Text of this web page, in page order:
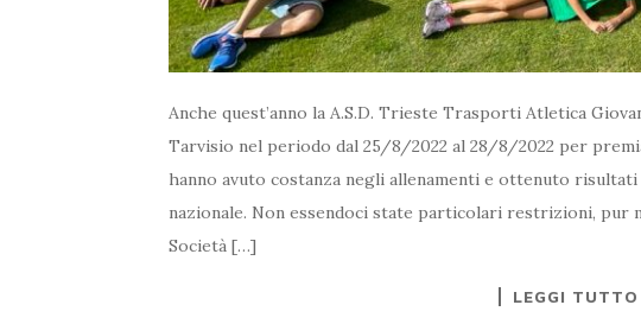
Anche quest’anno la A.S.D. Trieste Trasporti Atletica
Tarvisio nel periodo dal 25/8/2022 al 28/8/2022 per
hanno avuto costanza negli allenamenti e ottenuto
nazionale. Non essendoci state particolari restrizioni, pur
Società […]
LEGGI TUTTO